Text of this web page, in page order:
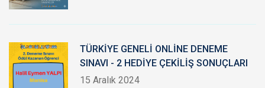
TÜRKİYE GENELİ ONLİNE DENEME
SINAVI - 2 HEDİYE ÇEKİLİŞ SONUÇLARI
15 Aralık 2024